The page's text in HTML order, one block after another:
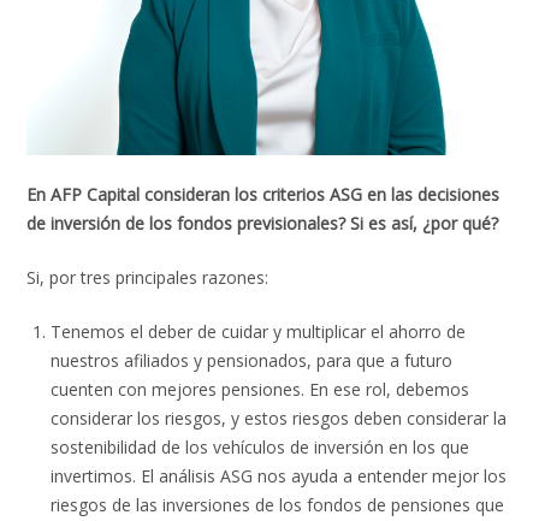
En AFP Capital consideran los criterios ASG en las decisiones
de inversión de los fondos previsionales? Si es así, ¿por qué?
Si, por tres principales razones:
Tenemos el deber de cuidar y multiplicar el ahorro de
nuestros afiliados y pensionados, para que a futuro
cuenten con mejores pensiones. En ese rol, debemos
considerar los riesgos, y estos riesgos deben considerar la
sostenibilidad de los vehículos de inversión en los que
invertimos. El análisis ASG nos ayuda a entender mejor los
riesgos de las inversiones de los fondos de pensiones que